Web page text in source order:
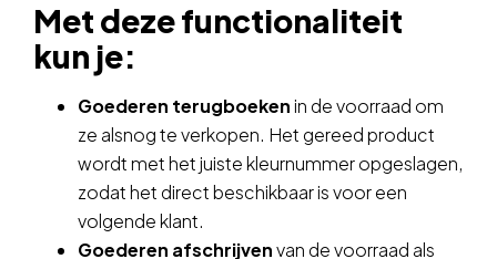
Met deze functionaliteit
kun je:
Goederen terugboekenin de voorraad om
ze alsnog te verkopen. Het gereed product
wordt met het juiste kleurnummer opgeslagen,
zodat het direct beschikbaar is voor een
volgende klant.
Goederen afschrijvenvan de voorraad als